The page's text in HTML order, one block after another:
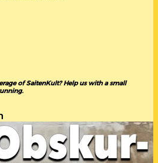
of SaitenKult? Help us with a small